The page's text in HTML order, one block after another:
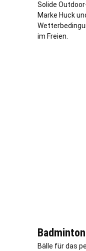
Solide
Marke Huck
im Freien.
Bälle für das